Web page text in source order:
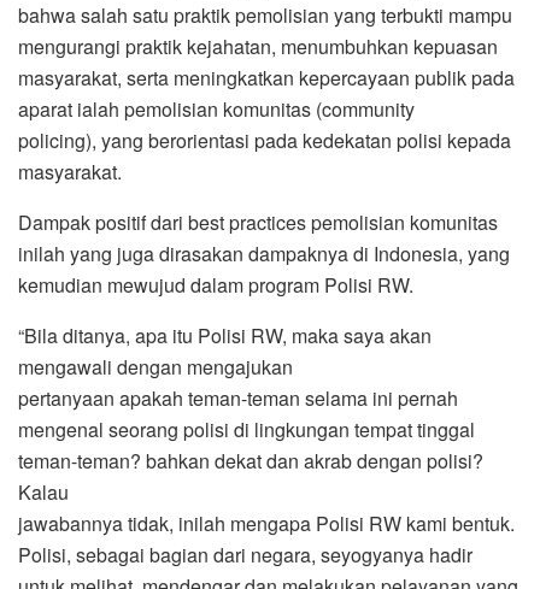
bahwa salah satu praktik pemolisian yang terbukti mampu
mengurangi praktik kejahatan, menumbuhkan kepuasan
masyarakat, serta meningkatkan kepercayaan publik pada
aparat ialah pemolisian komunitas (community
policing), yang berorientasi pada kedekatan polisi kepada
masyarakat.
Dampak positif dari best practices pemolisian komunitas
inilah yang juga dirasakan dampaknya di Indonesia, yang
kemudian mewujud dalam program Polisi RW.
“Bila ditanya, apa itu Polisi RW, maka saya akan
mengawali dengan mengajukan
pertanyaan apakah teman-teman selama ini pernah
mengenal seorang polisi di lingkungan tempat tinggal
teman-teman? bahkan dekat dan akrab dengan polisi?
Kalau
jawabannya tidak, inilah mengapa Polisi RW kami bentuk.
Polisi, sebagai bagian dari negara, seyogyanya hadir